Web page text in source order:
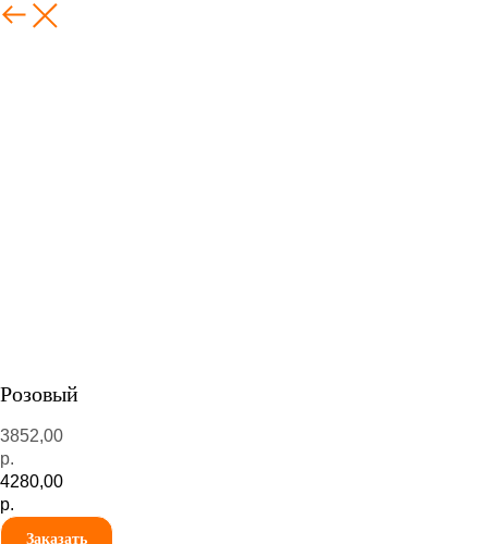
Розовый
3852,00
р.
4280,00
р.
Заказать